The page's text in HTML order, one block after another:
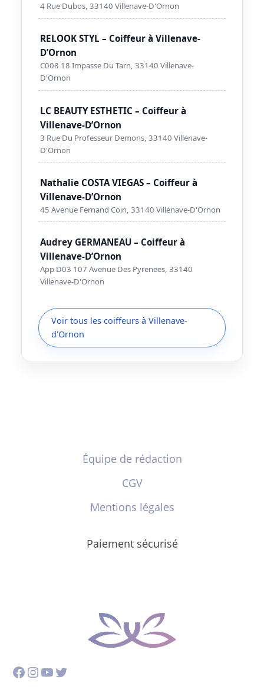
4 Rue Dubos, 33140 Villenave-D'Ornon
RELOOK STYL – Coiffeur à Villenave-
D’Ornon
C008 18 Impasse Du Tarn, 33140 Villenave-
D'Ornon
LC BEAUTY ESTHETIC – Coiffeur à
Villenave-D’Ornon
3 Rue Du Professeur Demons, 33140 Villenave-
D'Ornon
Nathalie COSTA VIEGAS – Coiffeur à
Villenave-D’Ornon
45 Avenue Fernand Coin, 33140 Villenave-D'Ornon
Audrey GERMANEAU – Coiffeur à
Villenave-D’Ornon
App D03 107 Avenue Des Pyrenees, 33140
Villenave-D'Ornon
Voir tous les coiffeurs à Villenave-
d'Ornon
Équipe de rédaction
CGV
Mentions légales
Paiement sécurisé
Facebook
Instagram
YouTube
Twitter